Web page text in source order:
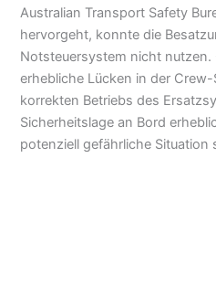
Australian Transport Safety
hervorgeht, konnte die
Notsteuersystem nicht nutzen.
erhebliche Lücken in der
korrekten Betriebs des
Sicherheitslage an Bord
potenziell gefährliche Situation